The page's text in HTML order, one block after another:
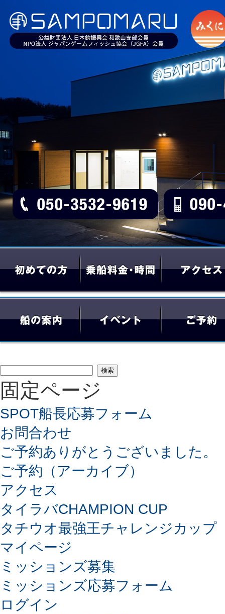
検
索:
固定ページ
SPOT船長応募フォーム
お問合わせ
ご予約ありがとうございました。
ご予約（アーカイブ）
アクセス
タイラバCHAMPION CUP
タチウオ最強王チャレンジカップ
マイページ
ミッションズ募集
ミッションズ応募フォーム
ログイン